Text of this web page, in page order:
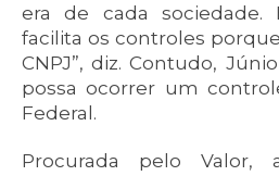
era de cada sociedade.
facilita os controles
CNPJ”, diz. Contudo,
possa ocorrer um
Federal.
Procurada pelo Valor,